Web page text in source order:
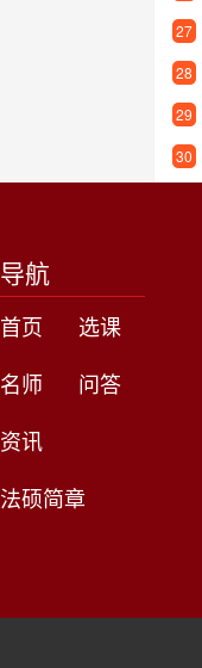
27
28
29
30
导航
首页
选课
名师
问答
资讯
法硕简章